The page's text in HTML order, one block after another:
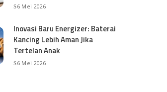
6 Mei 2026
Inovasi Baru Energizer: Baterai
Kancing Lebih Aman Jika
Tertelan Anak
6 Mei 2026